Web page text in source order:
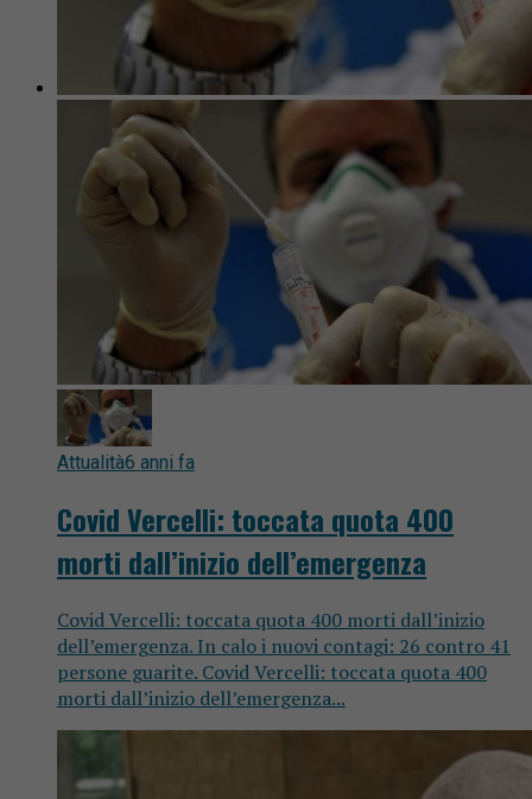
Attualità6 anni fa
Covid Vercelli: toccata quota 400
morti dall’inizio dell’emergenza
Covid Vercelli: toccata quota 400 morti dall’inizio
dell’emergenza. In calo i nuovi contagi: 26 contro 41
persone guarite. Covid Vercelli: toccata quota 400
morti dall’inizio dell’emergenza...